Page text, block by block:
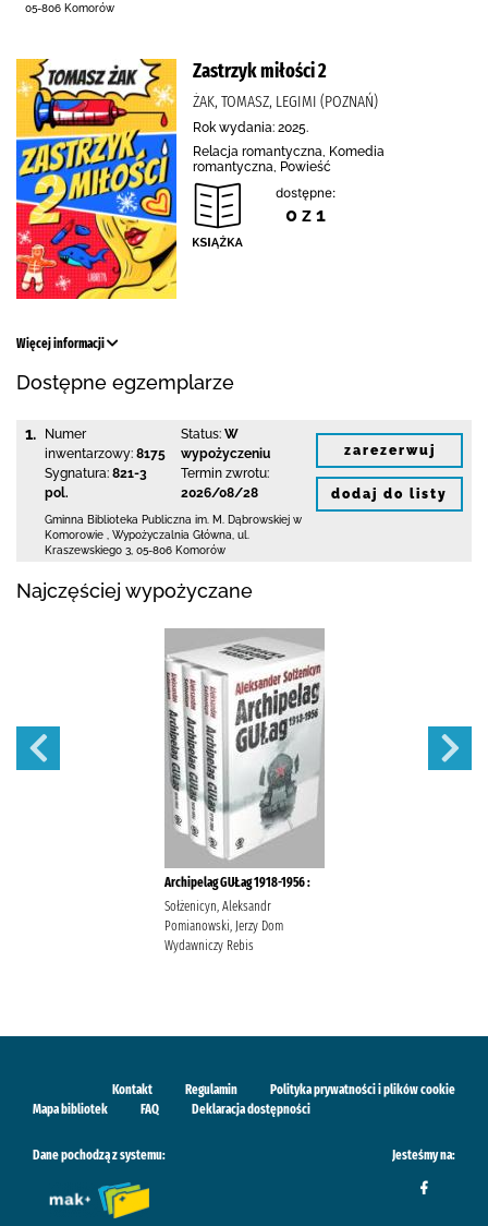
05-806 Komorów
Zastrzyk miłości 2
ŻAK, TOMASZ, LEGIMI (POZNAŃ)
Rok wydania: 2025.
Relacja romantyczna, Komedia
romantyczna, Powieść
dostępne:
0 z 1
Więcej informacji
Dostępne egzemplarze
1.
Numer
inwentarzowy: 8175
Sygnatura: 821-3
pol.
Status: W
wypożyczeniu
Termin zwrotu:
2026/08/28
Gminna Biblioteka Publiczna im. M. Dąbrowskiej w
Komorowie
Wypożyczalnia Główna, ul.
Kraszewskiego 3 05-806 Komorów
zarezerwuj
dodaj do listy
Najczęściej wypożyczane
Archipelag GUŁag 1918-1956 :
Sołżenicyn, Aleksandr
Pomianowski, Jerzy Dom
Wydawniczy Rebis
Kontakt Regulamin
Polityka prywatności i plików cookie
Mapa bibliotek
FAQ Deklaracja dostępności
Dane pochodzą z systemu: Jesteśmy na: